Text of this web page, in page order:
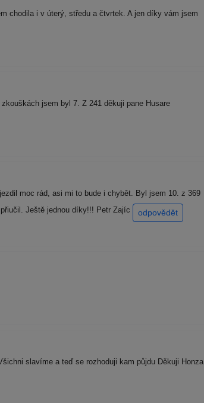
chodila i v úterý, středu a čtvrtek. A jen díky vám jsem
jsem byl 7. Z 241 děkuji pane Husare
moc rád, asi mi to bude i chybět. Byl jsem 10. z 369
Ještě jednou díky!!! Petr Zajíc
odpovědět
slavíme a teď se rozhoduji kam půjdu Děkuji Honza